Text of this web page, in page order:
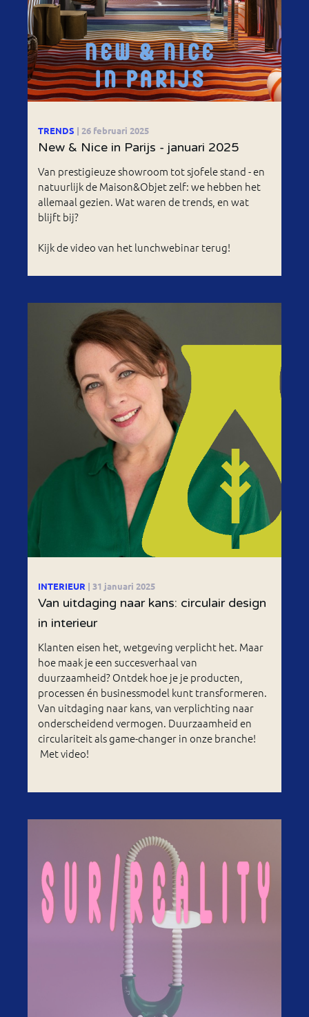
TRENDS | 26 februari 2025
New & Nice in Parijs - januari 2025
Van prestigieuze showroom tot sjofele stand - en
natuurlijk de Maison&Objet zelf: we hebben het
allemaal gezien. Wat waren de trends, en wat
blijft bij?
Kijk de video van het lunchwebinar terug!
INTERIEUR | 31 januari 2025
Van uitdaging naar kans: circulair design
in interieur
Klanten eisen het, wetgeving verplicht het. Maar
hoe maak je een succesverhaal van
duurzaamheid? Ontdek hoe je je producten,
processen én businessmodel kunt transformeren.
Van uitdaging naar kans, van verplichting naar
onderscheidend vermogen. Duurzaamheid en
circulariteit als game-changer in onze branche!
Met video!